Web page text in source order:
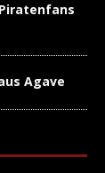
Agave